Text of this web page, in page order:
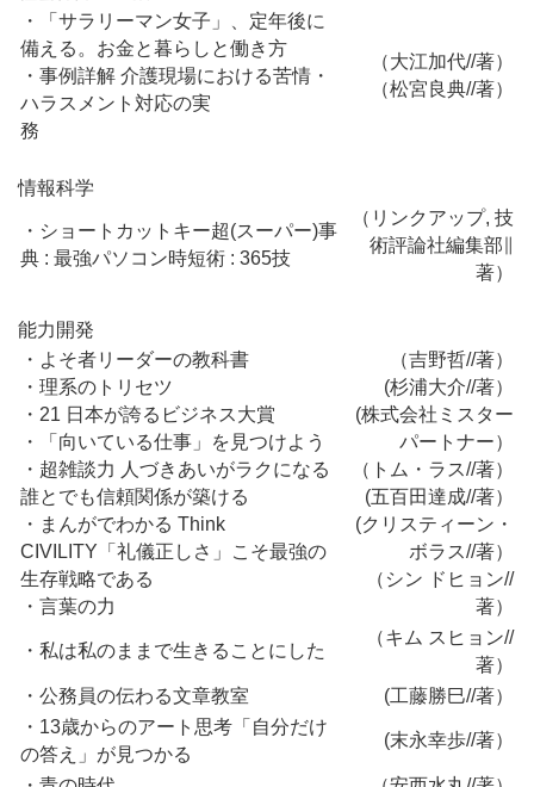
・「サラリーマン女子」、定年後に
備える。お金と暮らしと働き方
・事例詳解 介護現場における苦情・
ハラスメント対応の実
務
（大江加代//著）
（松宮良典//著）
情報科学
・ショートカットキー超(スーパー)事
典 : 最強パソコン時短術 : 365技
（リンクアップ, 技
術評論社編集部∥
著）
能力開発
・ よそ者リーダーの教科書
・ 理系のトリセツ
・21 日本が誇るビジネス大賞
・「向いている仕事」を見つけよう
・超雑談力 人づきあいがラクになる
誰とでも信頼関係が築ける
・まんがでわかる Think
CIVILITY「礼儀正しさ」こそ最強の
生存戦略である
・言葉の力
（吉野哲//著）
(杉浦大介//著）
(株式会社ミスター
パートナー）
（ トム・ラス//著）
(五百田達成//著）
(クリスティーン・
ボラス//著）
（シン ドヒョン//
著）
・私は私のままで生きることにした
（キム スヒョン//
著）
・公務員の伝わる文章教室
(工藤勝巳//著）
・13歳からのアート思考「自分だけ
の答え」が見つかる
(末永幸歩//著）